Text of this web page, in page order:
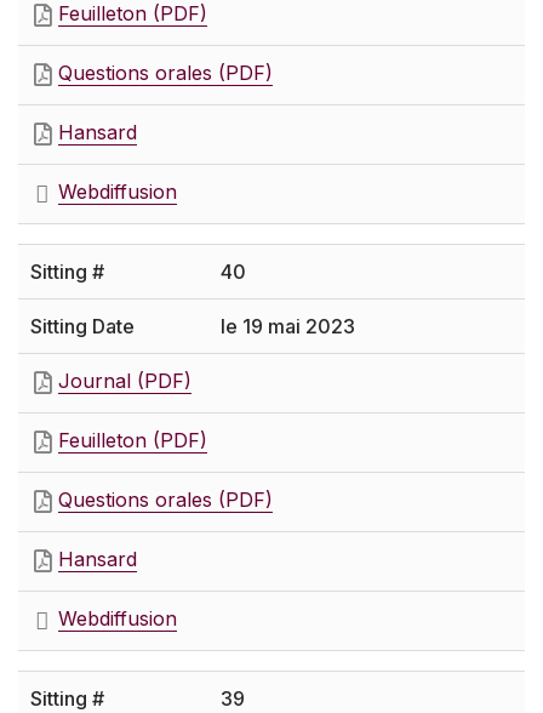
Feuilleton (PDF)
Questions orales (PDF)
Hansard
Webdiffusion
40
le 19 mai 2023
Journal (PDF)
Feuilleton (PDF)
Questions orales (PDF)
Hansard
Webdiffusion
39